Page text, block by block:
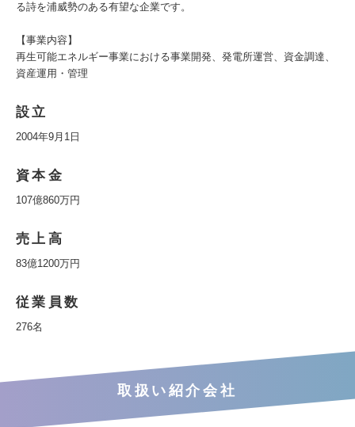
る詩を浦威勢のある有望な企業です。
【事業内容】
再生可能エネルギー事業における事業開発、発電所運営、資金調達、
資産運用・管理
設立
2004年9月1日
資本金
107億860万円
売上高
83億1200万円
従業員数
276名
取扱い紹介会社